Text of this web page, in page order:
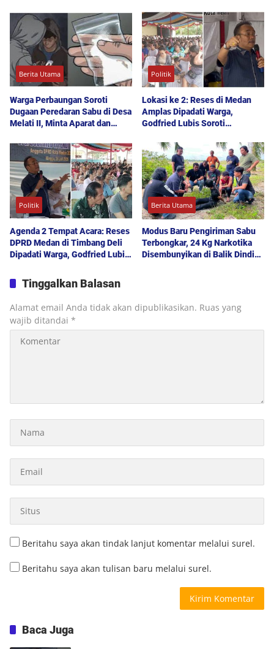
Baik
Berita Utama
Warga Perbaungan Soroti
Dugaan Peredaran Sabu di Desa
Melati II, Minta Aparat dan
Politik
Lokasi ke 2: Reses di Medan
Amplas Dipadati Warga,
Godfried Lubis Soroti
hingga Penyerapan Aspirasi
Publik
Politik
Agenda 2 Tempat Acara: Reses
DPRD Medan di Timbang Deli
Dipadati Warga, Godfried Lubis
hingga Layanan UHC
Berita Utama
Modus Baru Pengiriman Sabu
Terbongkar, 24 Kg Narkotika
Disembunyikan di Balik Dinding
Tinggalkan Balasan
Alamat email Anda tidak akan dipublikasikan. Ruas yang
wajib ditandai *
Beritahu saya akan tindak lanjut komentar melalui surel.
Beritahu saya akan tulisan baru melalui surel.
Baca Juga